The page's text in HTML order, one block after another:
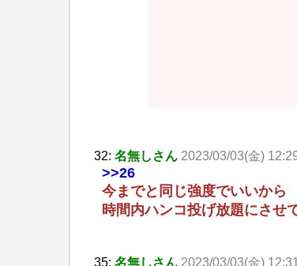
32: 名無しさん 2023/03/03(金)
>>26
今までと同じ強度でいいから
時間内ハンコ投げ放題にさせ
35: 名無しさん 2023/03/03(金)